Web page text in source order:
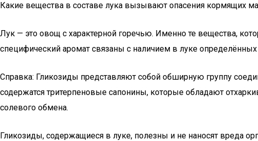
Какие вещества в составе лука вызывают опасения кормящих
Лук — это овощ с характерной горечью. Именно те вещества,
специфический аромат связаны с наличием в луке
Справка: Гликозиды представляют собой обширную группу
содержатся тритерпеновые сапонины, которые обладают
солевого обмена.
Гликозиды, содержащиеся в луке, полезны и не наносят вреда